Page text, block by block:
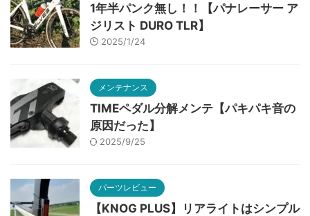
1年半パンク無し！！【パナレーサー ア
ジリスト DURO TLR】
2025/1/24
メンテナンス
TIMEペダル分解メンテ【パキパキ音の
原因だった】
2025/9/25
パーツレビュー
【KNOG PLUS】リアライトはシンプル